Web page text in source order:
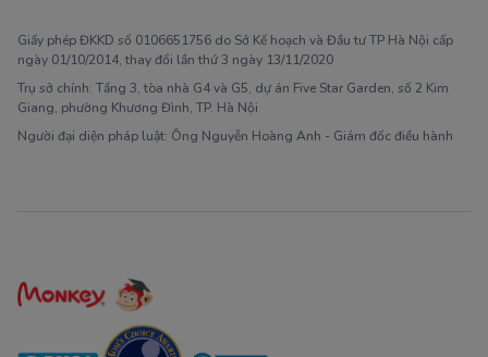
Giấy phép ĐKKD số 0106651756 do Sở Kế hoạch và Đầu tư TP Hà Nội cấp
ngày 01/10/2014, thay đổi lần thứ 3 ngày 13/11/2020
Trụ sở chính: Tầng 3, tòa nhà G4 và G5, dự án Five Star Garden, số 2 Kim
Giang, phường Khương Đình, TP. Hà Nội
Người đại diện pháp luật: Ông Nguyễn Hoàng Anh - Giám đốc điều hành